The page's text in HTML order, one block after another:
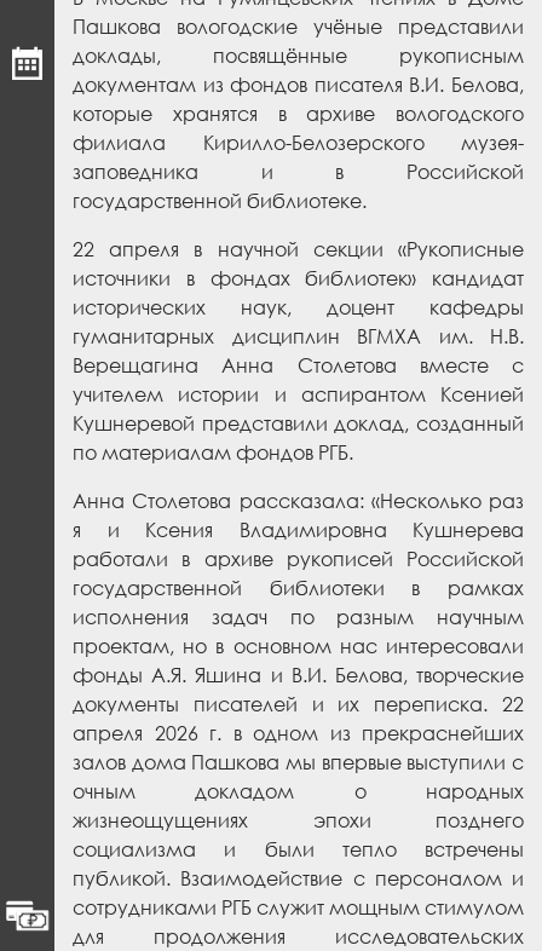
Пашкова вологодские учёные представили
доклады, посвящённые рукописным
документам из фондов писателя В.И. Белова,
которые хранятся в архиве вологодского
филиала Кирилло-Белозерского музея-
заповедника и в Российской
государственной библиотеке.
22 апреля в научной секции «Рукописные
источники в фондах библиотек» кандидат
исторических наук, доцент кафедры
гуманитарных дисциплин ВГМХА им. Н.В.
Верещагина Анна Столетова вместе с
учителем истории и аспирантом Ксенией
Кушнеревой представили доклад, созданный
по материалам фондов РГБ.
Анна Столетова рассказала: «Несколько раз
я и Ксения Владимировна Кушнерева
работали в архиве рукописей Российской
государственной библиотеки в рамках
исполнения задач по разным научным
проектам, но в основном нас интересовали
фонды А.Я. Яшина и В.И. Белова, творческие
документы писателей и их переписка. 22
апреля 2026 г. в одном из прекраснейших
залов дома Пашкова мы впервые выступили с
очным докладом о народных
жизнеощущениях эпохи позднего
социализма и были тепло встречены
публикой. Взаимодействие с персоналом и
сотрудниками РГБ служит мощным стимулом
для продолжения исследовательских